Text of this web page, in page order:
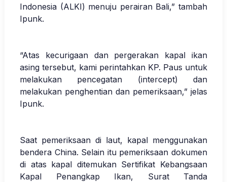
Indonesia (ALKI) menuju perairan Bali,” tambah
Ipunk.
“Atas kecurigaan dan pergerakan kapal ikan
asing tersebut, kami perintahkan KP. Paus untuk
melakukan pencegatan (intercept) dan
melakukan penghentian dan pemeriksaan,” jelas
Ipunk.
Saat pemeriksaan di laut, kapal menggunakan
bendera China. Selain itu pemeriksaan dokumen
di atas kapal ditemukan Sertifikat Kebangsaan
Kapal Penangkap Ikan, Surat Tanda